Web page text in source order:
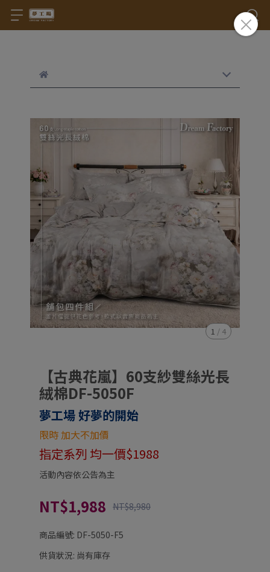
1 / 4
【古典花嵐】60支紗雙絲光長
絨棉DF-5050F
夢工場 好夢的開始
限時 加大不加價
指定系列 均一價$1988
活動內容依公告為主
NT$1,988 NT$8,980
商品編號: DF-5050-F5
供貨狀況: 尚有庫存